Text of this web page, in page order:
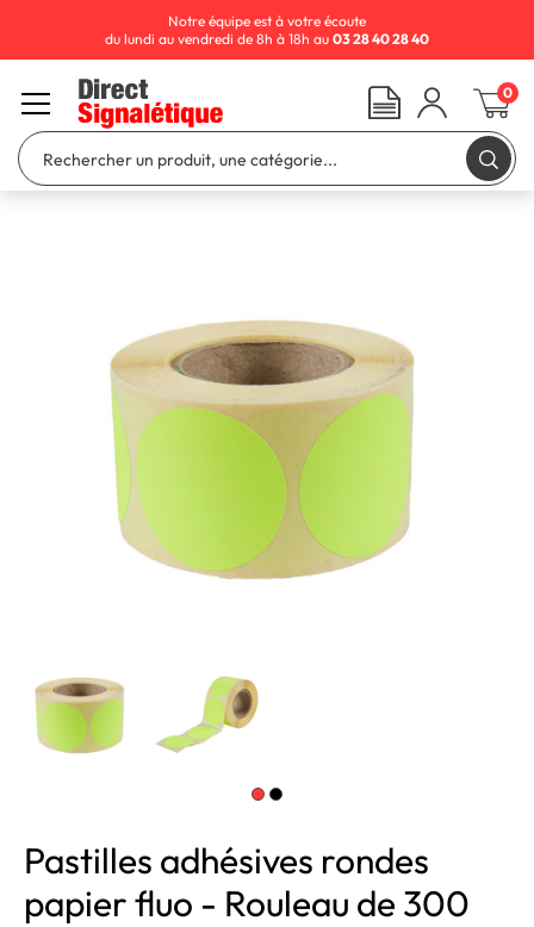
Pastilles adhésives rondes
papier fluo - Rouleau de 300
Notre équipe est à votre écoute
du lundi au vendredi de 8h à 18h au 03 28 40 28 40
0